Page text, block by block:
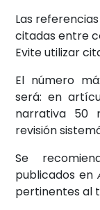
Las
citadas entre
Evite utilizar
El número
será: en
narrativa 50
revisión
Se
publicados en
pertinentes al